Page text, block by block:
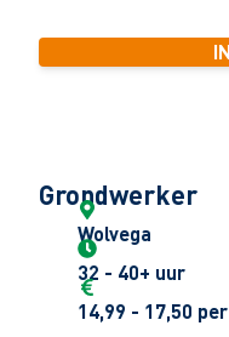
Grondwerker
Wolvega
32 - 40+ uur
14,99 - 17,50